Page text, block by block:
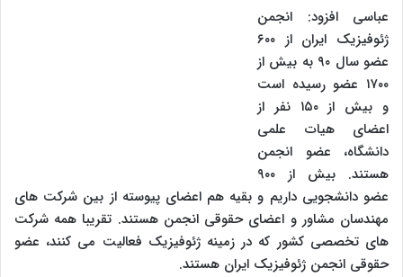
عباسی افزود: انجمن
ژئوفیزیک ایران از ۶۰۰
عضو سال ۹۰ به بیش از
۱۷۰۰ عضو رسیده است
و بیش از ۱۵۰ نفر از
اعضای هیات علمی
دانشگاه، عضو انجمن
هستند. بیش از ۹۰۰
عضو دانشجویی داریم و بقیه هم اعضای پیوسته از بین شرکت های
مهندسان مشاور و اعضای حقوقی انجمن هستند. تقریبا همه شرکت
های تخصصی کشور که در زمینه ژئوفیزیک فعالیت می کنند، عضو
حقوقی انجمن ژئوفیزیک ایران هستند.